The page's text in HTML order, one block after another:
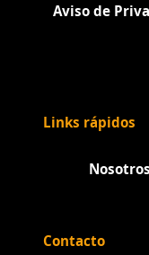
Aviso de
Links rápidos
Nosotros
Contacto